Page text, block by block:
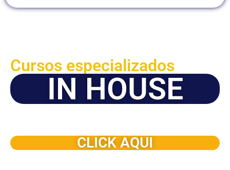
Cursos especializados
IN HOUSE
CLICK AQUI